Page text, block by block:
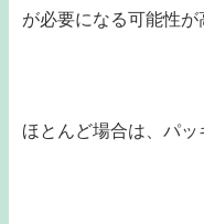
が必要になる可能性が
ほとんど場合は、パッ